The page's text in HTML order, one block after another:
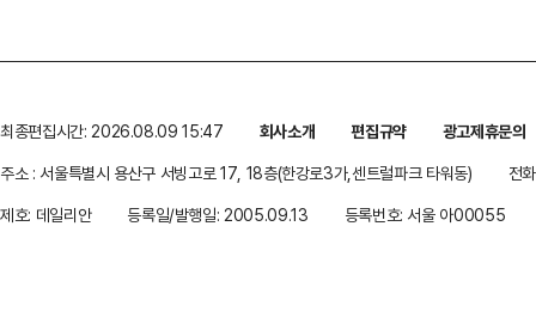
최종편집시간: 2026.08.09 15:47 회사소개 편집규약
광고제휴문의
주소 : 서울특별시 용산구 서빙고로 17, 18층(한강로3가,센트럴파크 타워동)
전
제호: 데일리안
등록일/발행일: 2005.09.13 등록번호: 서울 아00055